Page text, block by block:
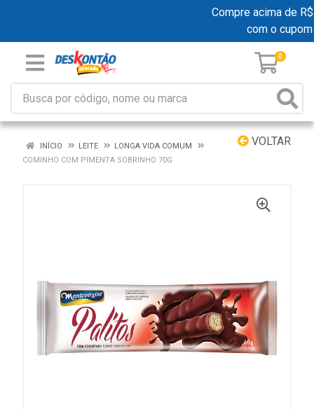
Compre acima de
com o cupom
0
VOLTAR
INÍCIO LEITE
LONGA VIDA COMUM
COMINHO COM PIMENTA SOBRINHO 70G